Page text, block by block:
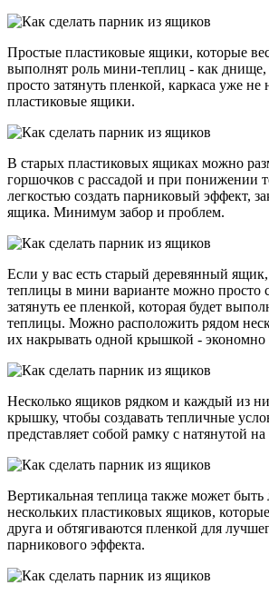
Простые пластиковые ящики, которые
выполнят роль мини-теплиц - как
просто затянуть пленкой, каркаса уже не
пластиковые ящики.
В старых пластиковых ящиках можно
горшочков с рассадой и при понижении
легкостью создать парниковый эффект,
ящика. Минимум забор и проблем.
Если у вас есть старый деревянный ящик,
теплицы в мини варианте можно просто
затянуть ее пленкой, которая будет
теплицы. Можно расположить рядом
их накрывать одной крышкой - экономно
Несколько ящиков рядком и каждый из
крышку, чтобы создавать тепличные
представляет собой рамку с натянутой
Вертикальная теплица также может быть
нескольких пластиковых ящиков, которые
друга и обтягиваются пленкой для
парникового эффекта.